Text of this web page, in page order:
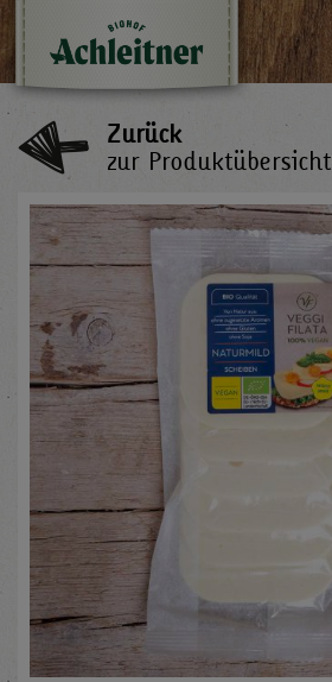
Zurück
zur Produktübersicht